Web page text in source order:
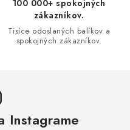
100 000+ spokojných
zákazníkov.
Tisíce odoslaných balíkov a
spokojných zákazníkov.
Instagrame